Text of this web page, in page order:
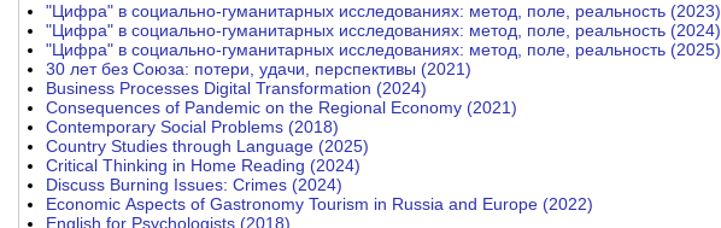
"Цифра" в социально-гуманитарных исследованиях: метод, поле, реальность (2023)
"Цифра" в социально-гуманитарных исследованиях: метод, поле, реальность (2024)
"Цифра" в социально-гуманитарных исследованиях: метод, поле, реальность (2025)
30 лет без Союза: потери, удачи, перспективы (2021)
Business Processes Digital Transformation (2024)
Consequences of Pandemic on the Regional Economy (2021)
Contemporary Social Problems (2018)
Country Studies through Language (2025)
Critical Thinking in Home Reading (2024)
Discuss Burning Issues: Crimes (2024)
Economic Aspects of Gastronomy Tourism in Russia and Europe (2022)
English for Psychologists (2018)